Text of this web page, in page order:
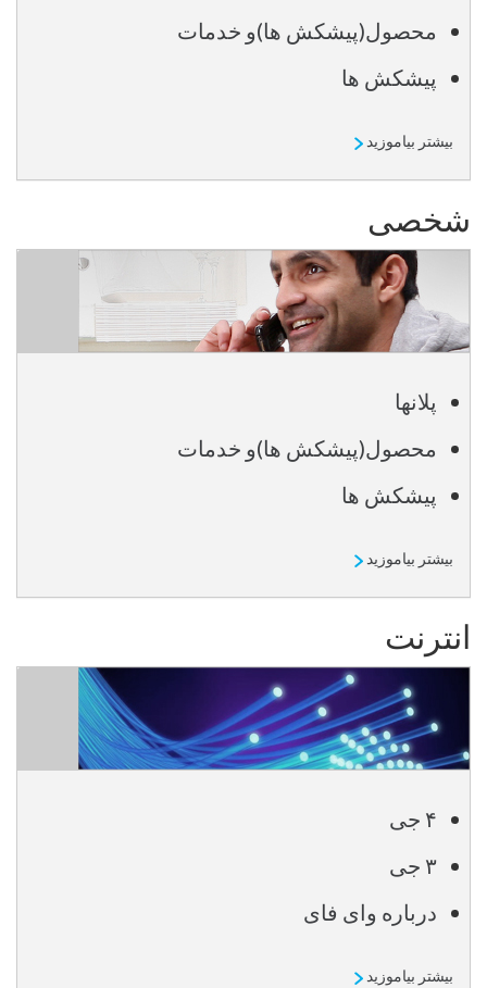
محصول(پیشکش ها)و خدمات
پیشکش ها
بیشتر بیاموزید
شخصی
پلانها
محصول(پیشکش ها)و خدمات
پیشکش ها
بیشتر بیاموزید
انترنت
۴ جی
۳ جی
درباره وای فای
بیشتر بیاموزید